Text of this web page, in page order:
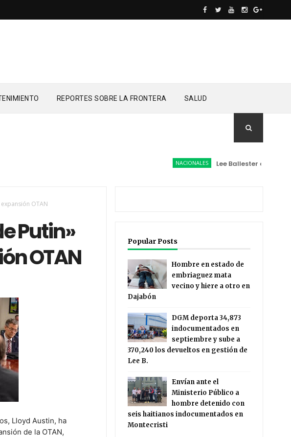
REPORTES SOBRE LA FRONTERA SALUD
NACIONALES Lee Ballester a los que se
OTAN
Putin»
OTAN
Lloyd Austin, ha
de la OTAN,
Popular Posts
Hombre en estado de
embriaguez mata
vecino y hiere a otro en
Dajabón
DGM deporta 34,873
indocumentados en
septiembre y sube a
370,240 los devueltos en gestión de
Lee B.
Envían ante el
Ministerio Público a
hombre detenido con
seis haitianos indocumentados en
Montecristi